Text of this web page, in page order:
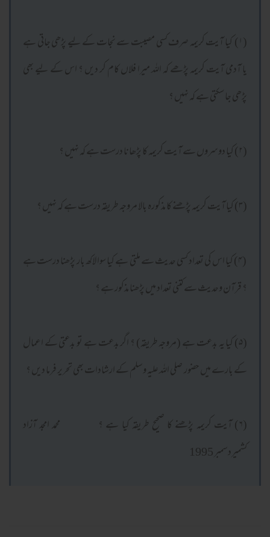
(۱) کیا آیت کریمہ صرف کسی مصیبت سے نجات کے لیے پڑھی جاتی ہے
یا آدمی آیت کریمہ پڑھے کہ اللہ میرا فلاں کام کر دیں ؟ اس کے لیے بھی
پڑھی جا سکتی ہے کہ نہیں ؟
(۲) کیا دوسروں سے آیت کریمہ کا پڑھانا درست ہے کہ نہیں ؟
(۳) کیا آیت کریمہ پڑھنے کا مذکورہ بالا مروجہ طریقہ درست ہے کہ نہیں ؟
(۴) کیا اس کی تعداد کسی حدیث سے ملتی ہے کیا سوا لاکھ بار پڑھنا درست ہے
؟ قرآن وحدیث سے کتنی تعداد میں پڑھنا مذکور ہے ؟
(۵) کیا یہ بدعت ہے (مروجہ طریقہ) ؟ اگر بدعت ہے تو بدعتی کے اعمال
کے بارے میں حضور صلی الله علیہ وسلم کے ارشادات بھی تحریر فرما دیں ؟
(۶) آیت کریمہ پڑھنے کا صحیح طریقہ کیا ہے ؟ محمد امجد آزاد
کشمیردسمبر 1995